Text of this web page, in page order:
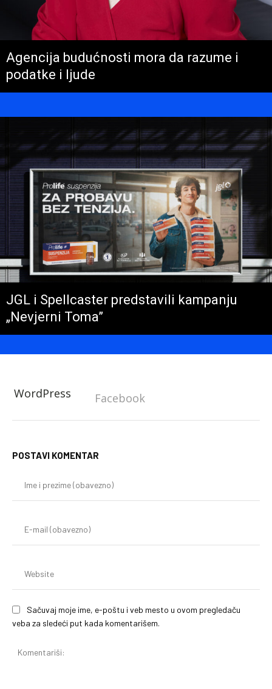
Agencija budućnosti mora da razume i
podatke i ljude
JGL i Spellcaster predstavili kampanju
„Nevjerni Toma”
WordPress Facebook
POSTAVI KOMENTAR
Sačuvaj moje ime, e-poštu i veb mesto u ovom pregledaču
veba za sledeći put kada komentarišem.